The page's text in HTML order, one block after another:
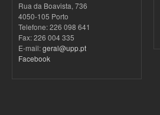
Rua da Boavista, 736
4050-105 Porto
Telefone: 226 098 641
Fax: 226 004 335
E-mail:geral@upp.pt
Facebook